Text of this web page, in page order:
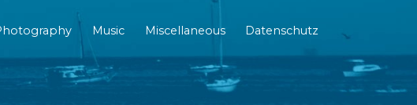
Music Miscellaneous Datenschutz